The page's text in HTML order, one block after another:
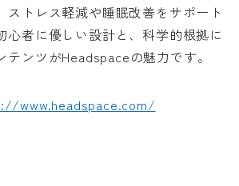
ストレス軽減や睡眠改善をサポート
心者に優しい設計と、科学的根拠に
ンツがHeadspaceの魅力です。
www.headspace.com/